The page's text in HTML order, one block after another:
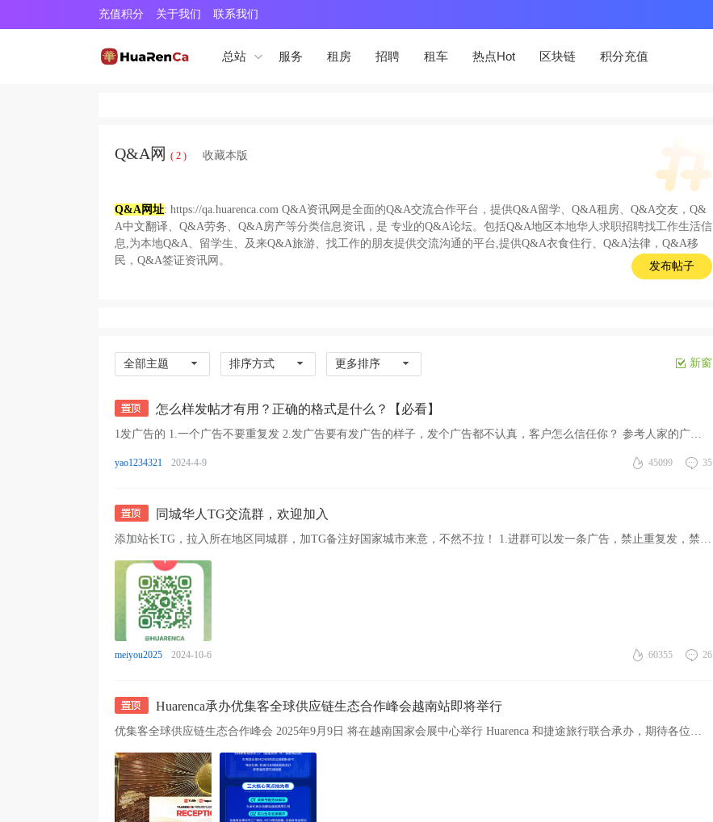
充值积分 关于我们 联系我们
总站 服务 租房 招聘 租车 热点Hot 区块链 积分充值
发布帖子
Q&A网 ( 2 ) 收藏本版
Q&A网址: https://qa.huarenca.com Q&A资讯网 是全面的Q&A交流合作平台，提供Q&A留学、 Q&A租房、 Q&A交友 ， Q&
A中文翻译 、 Q&A劳务 、 Q&A房产等分类信息资讯，是 专业的Q&A论坛。包括Q&A地区本地华人求职招聘找工作生活信
息,为本地Q&A、留学生、及来Q&A旅游、找工作的朋友提供交流沟通的平台,提供Q&A衣食住行、 Q&A法律 ， Q&A移
民 ， Q&A签证资讯网。
新窗
全部主题 排序方式 更多排序
怎么样发帖才有用？正确的格式是什么？【必看】
1发广告的 1.一个广告不要重复发 2.发广告要有发广告的样子，发个广告都不认真，客户怎么信任你？ 参考人家的广告： 第一种，消息类 https://www.huarenca.com/huarenbbs-97758-1-1.html 第二种，Google 搜索 ...
yao1234321 2024-4-9 45099 35
同城华人TG交流群，欢迎加入
添加站长TG，拉入所在地区同城群，加TG备注好国家城市来意，不然不拉！ 1.进群可以发一条广告，禁止重复发，禁止刷屏 2.进群禁止讨论政治/毒品/话题，任何国家均不行 3.如果你是商家或者服务商，添加后可以向群主 ...
meiyou2025 2024-10-6 60355 26
Huarenca承办优集客全球供应链生态合作峰会越南站即将举行
优集客全球供应链生态合作峰会 2025年9月9日 将在越南国家会展中心举行 Huarenca 和捷途旅行联合承办，期待各位光临！